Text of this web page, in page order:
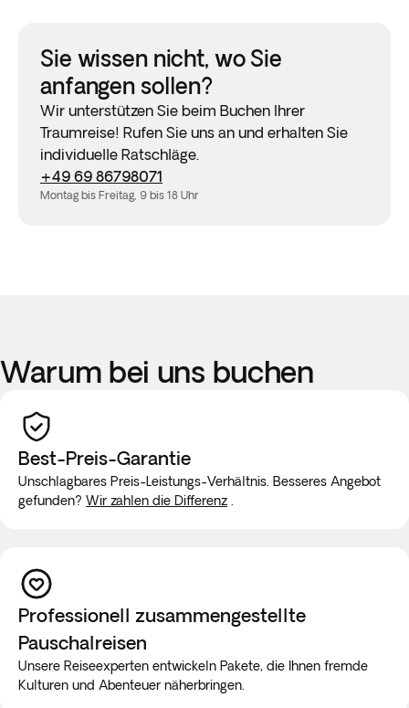
Sie wissen nicht, wo Sie
anfangen sollen?
Wir unterstützen Sie beim Buchen Ihrer
Traumreise! Rufen Sie uns an und erhalten Sie
individuelle Ratschläge.
+49 69 86798071
Montag bis Freitag, 9 bis 18 Uhr
Warum bei uns buchen
Best-Preis-Garantie
Unschlagbares Preis-Leistungs-Verhältnis. Besseres Angebot
gefunden? Wir zahlen die Differenz
Professionell zusammengestellte
Pauschalreisen
Unsere Reiseexperten entwickeln Pakete, die Ihnen fremde
Kulturen und Abenteuer näherbringen.